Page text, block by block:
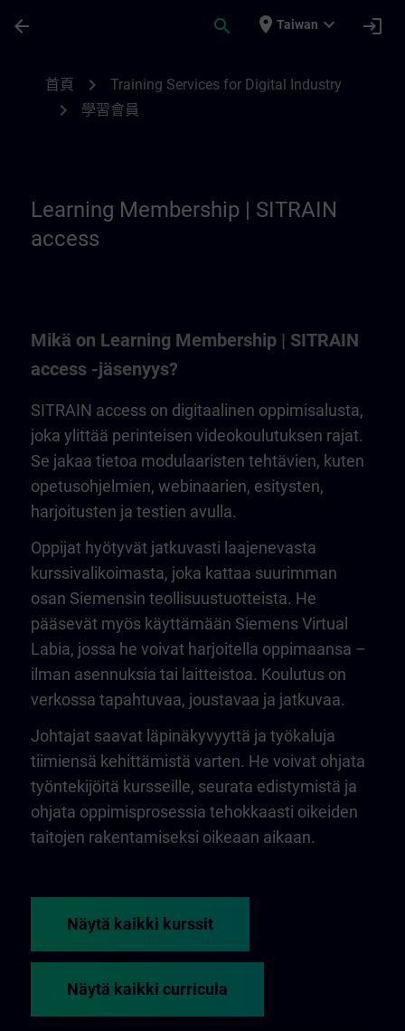
arrow_back search place Taiwan expand_more login
首頁 chevron_right Training Services for Digital Industry
chevron_right 學習會員
Learning Membership | SITRAIN
access
Mikä on Learning Membership | SITRAIN
access -jäsenyys?
SITRAIN access on digitaalinen oppimisalusta,
joka ylittää perinteisen videokoulutuksen rajat.
Se jakaa tietoa modulaaristen tehtävien, kuten
opetusohjelmien, webinaarien, esitysten,
harjoitusten ja testien avulla.
Oppijat hyötyvät jatkuvasti laajenevasta
kurssivalikoimasta, joka kattaa suurimman
osan Siemensin teollisuustuotteista. He
pääsevät myös käyttämään Siemens Virtual
Labia, jossa he voivat harjoitella oppimaansa –
ilman asennuksia tai laitteistoa. Koulutus on
verkossa tapahtuvaa, joustavaa ja jatkuvaa.
Johtajat saavat läpinäkyvyyttä ja työkaluja
tiimiensä kehittämistä varten. He voivat ohjata
työntekijöitä kursseille, seurata edistymistä ja
ohjata oppimisprosessia tehokkaasti oikeiden
taitojen rakentamiseksi oikeaan aikaan.
Näytä kaikki kurssit
Näytä kaikki curricula